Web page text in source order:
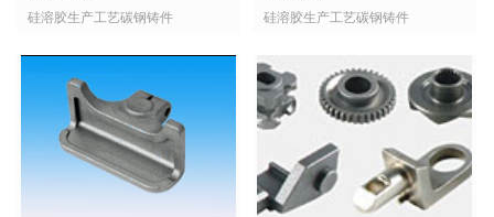
硅溶胶生产工艺碳钢铸件 硅溶胶生产工艺碳钢铸件